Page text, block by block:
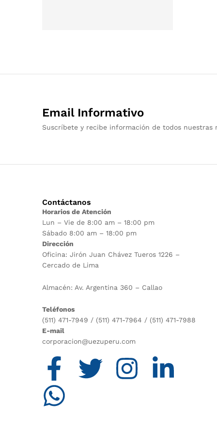
Email Informativo
Suscríbete y recibe información de todos nuestras
Contáctanos
Horarios de Atención
Lun – Vie de 8:00 am – 18:00 pm
Sábado 8:00 am – 18:00 pm
Dirección
Oficina: Jirón Juan Chávez Tueros 1226 –
Cercado de Lima
Almacén: Av. Argentina 360 – Callao
Teléfonos
(511) 471-7949 / (511) 471-7964 / (511) 471-7988
E-mail
corporacion@uezuperu.com